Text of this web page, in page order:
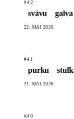
#42
svávu galva
22. MAI 2026
#41
purku stulk
21. MAI 2026
#40